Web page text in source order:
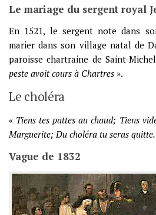
Le mariage du sergent royal
En 1521, le sergent note dans
marier dans son village natal de
paroisse chartraine de Saint-
peste avoit cours à Chartres ».
Le choléra
« Tiens tes pattes au chaud; Tiens
Marguerite; Du choléra tu seras quitte.
Vague de 1832